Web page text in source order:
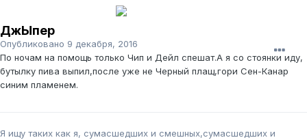
ДжЫпер
Опубликовано 9 декабря, 2016
По ночам на помощь только Чип и Дейл спешат.А я со стоянки иду,
бутылку пива выпил,после уже не Черный плащ,гори Сен-Канар
синим пламенем.
Я ищу таких как я, сумасшедших и смешных,сумасшедших и